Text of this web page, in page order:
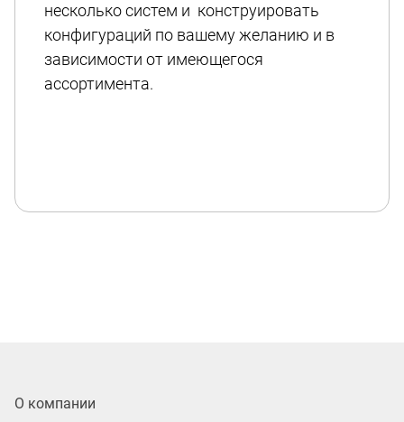
несколько систем и конструировать
конфигураций по вашему желанию и в
зависимости от имеющегося
ассортимента.
О компании